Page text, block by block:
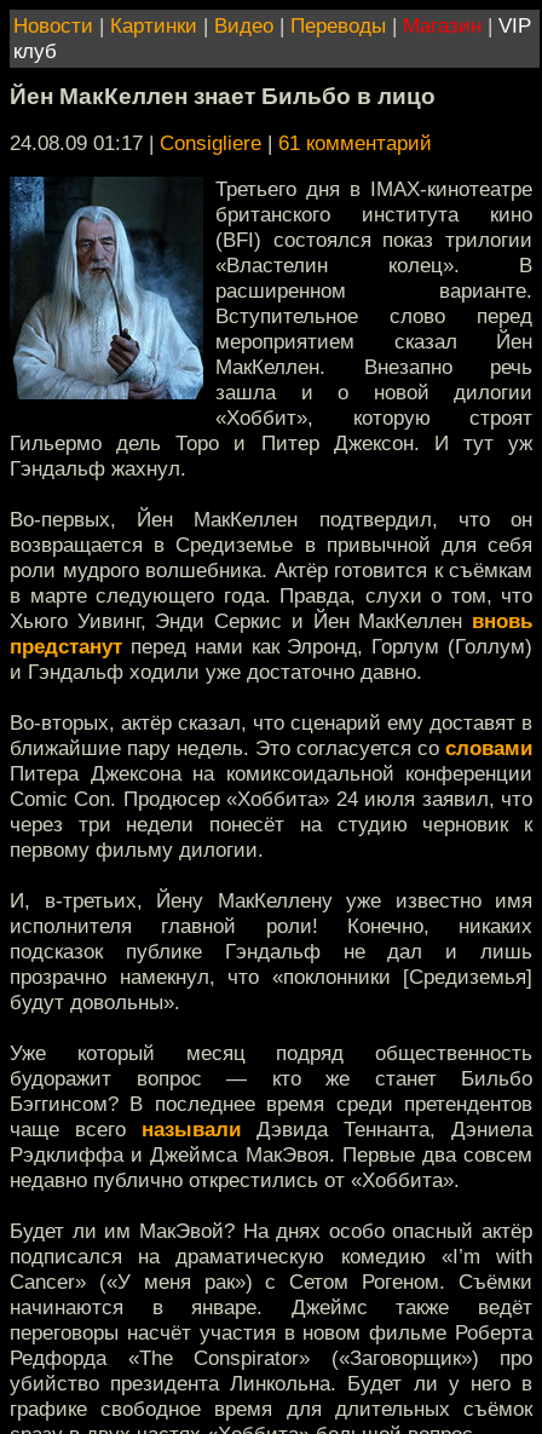
Новости | Картинки | Видео | Переводы | Магазин | VIP
клуб
Йен МакКеллен знает Бильбо в лицо
24.08.09 01:17 | Consigliere | 61 комментарий
Третьего дня в IMAX-кинотеатре
британского института кино
(BFI) состоялся показ трилогии
«Властелин колец». В
расширенном варианте.
Вступительное слово перед
мероприятием сказал Йен
МакКеллен. Внезапно речь
зашла и о новой дилогии
«Хоббит», которую строят
Гильермо дель Торо и Питер Джексон. И тут уж
Гэндальф жахнул.
Во-первых, Йен МакКеллен подтвердил, что он
возвращается в Средиземье в привычной для себя
роли мудрого волшебника. Актёр готовится к съёмкам
в марте следующего года. Правда, слухи о том, что
Хьюго Уивинг, Энди Серкис и Йен МакКеллен вновь
предстанут перед нами как Элронд, Горлум (Голлум)
и Гэндальф ходили уже достаточно давно.
Во-вторых, актёр сказал, что сценарий ему доставят в
ближайшие пару недель. Это согласуется со словами
Питера Джексона на комиксоидальной конференции
Comic Con. Продюсер «Хоббита» 24 июля заявил, что
через три недели понесёт на студию черновик к
первому фильму дилогии.
И, в-третьих, Йену МакКеллену уже известно имя
исполнителя главной роли! Конечно, никаких
подсказок публике Гэндальф не дал и лишь
прозрачно намекнул, что «поклонники [Средиземья]
будут довольны».
Уже который месяц подряд общественность
будоражит вопрос — кто же станет Бильбо
Бэггинсом? В последнее время среди претендентов
чаще всего называли Дэвида Теннанта, Дэниела
Рэдклиффа и Джеймса МакЭвоя. Первые два совсем
недавно публично открестились от «Хоббита».
Будет ли им МакЭвой? На днях особо опасный актёр
подписался на драматическую комедию «I’m with
Cancer» («У меня рак») с Сетом Рогеном. Съёмки
начинаются в январе. Джеймс также ведёт
переговоры насчёт участия в новом фильме Роберта
Редфорда «The Conspirator» («Заговорщик») про
убийство президента Линкольна. Будет ли у него в
графике свободное время для длительных съёмок